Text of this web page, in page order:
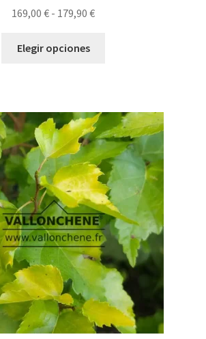
169,00 € - 179,90 €Rango
179,90 €
Elegir opciones
variantes.
Las
opciones
se
pueden
elegir
en
la
página
de
producto